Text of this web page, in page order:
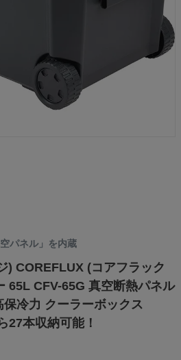
パネル」を内蔵
) COREFLUX (コアフラック
65L CFV-65G 真空断熱パネル
冷力 クーラーボックス
27本収納可能！